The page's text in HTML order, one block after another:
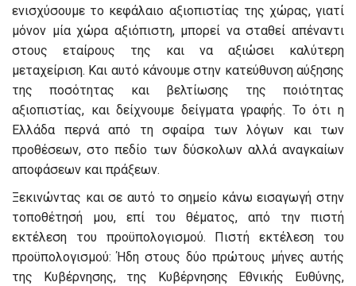
ενισχύσουμε το κεφάλαιο αξιοπιστίας της χώρας, γιατί
μόνον μία χώρα αξιόπιστη, μπορεί να σταθεί απέναντι
στους εταίρους της και να αξιώσει καλύτερη
μεταχείριση. Και αυτό κάνουμε στην κατεύθυνση αύξησης
της ποσότητας και βελτίωσης της ποιότητας
αξιοπιστίας, και δείχνουμε δείγματα γραφής. Το ότι η
Ελλάδα περνά από τη σφαίρα των λόγων και των
προθέσεων, στο πεδίο των δύσκολων αλλά αναγκαίων
αποφάσεων και πράξεων.
Ξεκινώντας και σε αυτό το σημείο κάνω εισαγωγή στην
τοποθέτησή μου, επί του θέματος, από την πιστή
εκτέλεση του προϋπολογισμού. Πιστή εκτέλεση του
προϋπολογισμού: Ήδη στους δύο πρώτους μήνες αυτής
της Κυβέρνησης, της Κυβέρνησης Εθνικής Ευθύνης,